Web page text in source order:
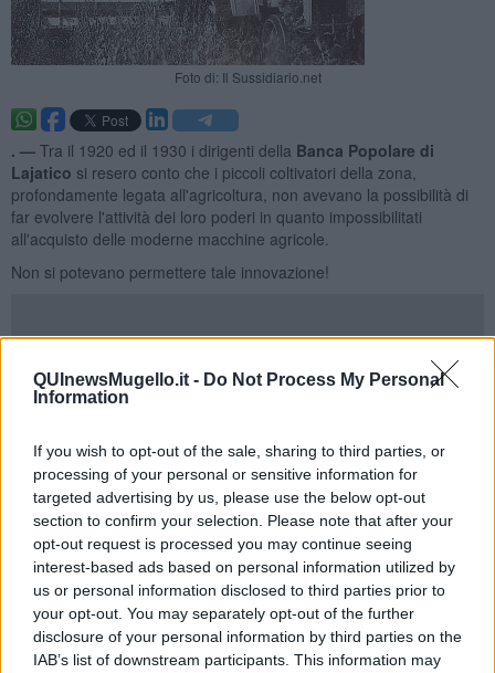
QUInewsMugello.it - Do Not Process My Personal
Information
If you wish to opt-out of the sale, sharing to third parties, or
processing of your personal or sensitive information for
targeted advertising by us, please use the below opt-out
section to confirm your selection. Please note that after your
opt-out request is processed you may continue seeing
interest-based ads based on personal information utilized by
us or personal information disclosed to third parties prior to
your opt-out. You may separately opt-out of the further
disclosure of your personal information by third parties on the
IAB’s list of downstream participants. This information may
Foto di: Il Sussidiario.net
. — Tra il 1920 ed il 1930 i dirigenti della Banca Popolare di
Lajatico si resero conto che i piccoli coltivatori della zona,
profondamente legata all'agricoltura, non avevano la possibilità di
far evolvere l'attività dei loro poderi in quanto impossibilitati
all'acquisto delle moderne macchine agricole.
Non si potevano permettere tale innovazione!
Quegli amministratori lungimiranti fecero acquistare dalla Banca
due nuove trebbiatrici; una macchina grande ed una piccola in
Quindi cedettero in uso ai vari soci agricoltori le nuove macchine,
sia a giornata che ad ore, ricevendo in cambio un canone di affitto.
Questa semplice ma fondamentale decisione contribuì allo sviluppo
economico della zona e risollevò le sorti di molte famiglie
contadine.
Chi amministra oggi la stessa banca si chiede cosa può
essere la "trebbiatrice del nuovo millennio".
La risposta che ci siamo dati è la stessa di quasi 100 anni fa: si